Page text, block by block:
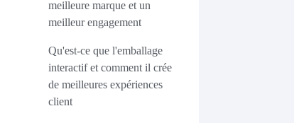
meilleure marque et un
meilleur engagement
Qu'est-ce que l'emballage
interactif et comment il crée
de meilleures expériences
client